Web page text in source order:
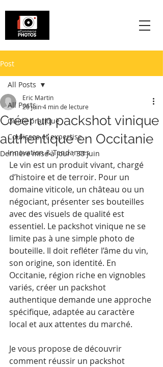
Post
All Posts
Guide pratique
Coulisses et expertise
Innovation & Tendances
All Posts
Créer un packshot vinique
authentique en Occitanie
Eric Martin
26 juin4 min de lecture
Dernière mise à jour :30 juin
Le vin est un produit vivant, chargé
d’histoire et de terroir. Pour un
domaine viticole, un château ou un
négociant, présenter ses bouteilles
avec des visuels de qualité est
essentiel. Le packshot vinique ne se
limite pas à une simple photo de
bouteille. Il doit refléter l’âme du vin,
son origine, son identité. En
Occitanie, région riche en vignobles
variés, créer un packshot
authentique demande une approche
spécifique, adaptée au caractère
local et aux attentes du marché.
Je vous propose de découvrir
comment réussir un packshot